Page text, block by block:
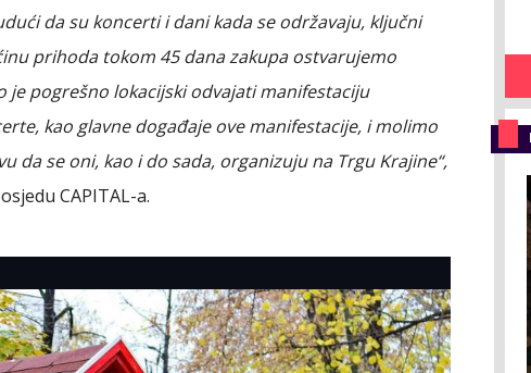
da su koncerti i dani kada se održavaju, ključni
prihoda tokom 45 dana zakupa ostvarujemo
je pogrešno lokacijski odvajati manifestaciju
kao glavne događaje ove manifestacije, i molimo
da se oni, kao i do sada, organizuju na Trgu Krajine“,
CAPITAL-a.